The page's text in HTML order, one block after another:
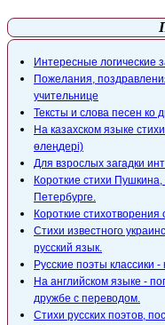
Интересные логические
Пожелания,
учительнице
Тексты и слова песен ко
На казахском языке
өлеңдері)
Для взрослых загадки
Короткие стихи
Петербурге.
Короткие
Стихи известного
русский язык.
Русские поэты классики
На английском языке -
дружбе с переводом.
Стихи русских поэтов,